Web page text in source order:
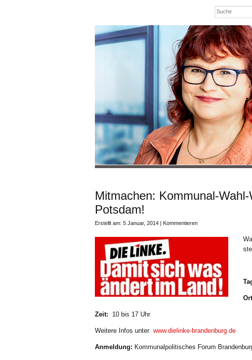
Mitmachen: Kommunal-
Potsdam!
Erstellt am: 5 Januar, 2014 | Kommentieren
Zeit: 10 bis 17 Uhr
Weitere Infos unter www.dielinke-brandenburg.de
Anmeldung: Kommunalpolitisches Forum